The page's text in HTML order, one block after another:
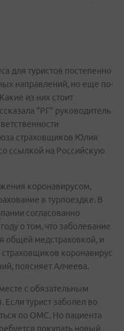
для туристов постепенно
направлений, но еще по-
из них стоит
"РГ" руководитель
страховщиков Юлия
ссылкой на Российскую
коронавирусом,
в турпоездке. В
согласованно
о том, что заболевание
общей медстраховкой, и
коронавирус
поясняет Алчеева.
с обязательным
турист заболел во
по ОМС. Но пациента
покупать новый